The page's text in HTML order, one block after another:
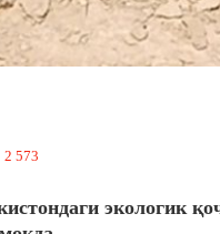
2 573
экологик